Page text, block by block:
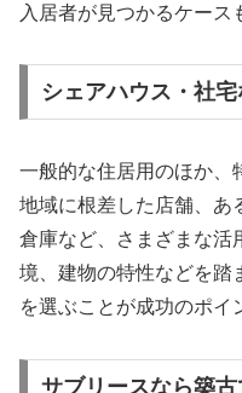
入居者が見つかるケース
シェアハウス・社
一般的な住居用のほか、
地域に根差した店舗、あ
倉庫など、さまざまな活
境、建物の特性などを踏
を選ぶことが成功のポイ
サブリースなら築